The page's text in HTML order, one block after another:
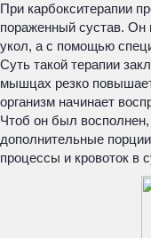
При карбокситерапии
пораженный сустав. Он
укол, а с помощью
Суть такой терапии
мышцах резко
организм начинает
Чтоб он был
дополнительные
процессы и кровоток в